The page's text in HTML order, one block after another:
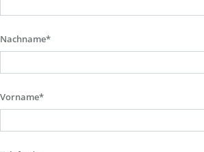
Nachname*
Vorname*